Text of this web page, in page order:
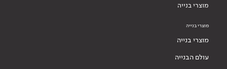
מוצרי בנייה
מוצרי בנייה
מוצרי בנייה
עולם הבנייה